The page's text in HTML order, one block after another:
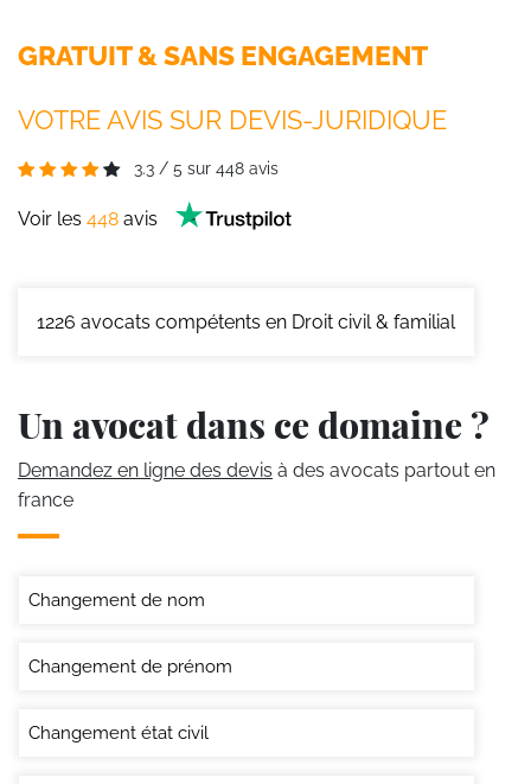
GRATUIT & SANS ENGAGEMENT
VOTRE AVIS SUR DEVIS-JURIDIQUE
3.3 / 5 sur 448 avis
Voir les 448 avis
1226 avocats compétents en Droit civil & familial
Un avocat dans ce domaine ?
Demandez en ligne des devis à des avocats partout en
france
Changement de nom
Changement de prénom
Changement état civil